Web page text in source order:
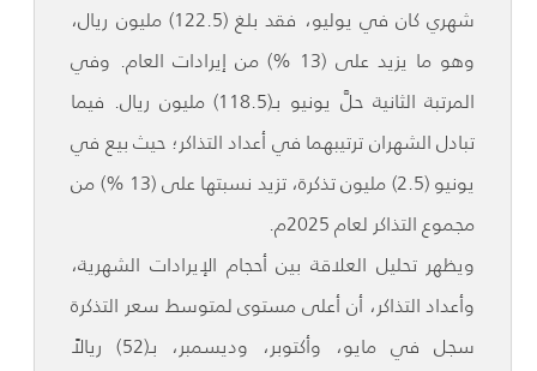
شهري كان في يوليو، فقد بلغ (122.5) مليون ريال،
وهو ما يزيد على (13 %) من إيرادات العام. وفي
المرتبة الثانية حلَّ يونيو بـ(118.5) مليون ريال. فيما
تبادل الشهران ترتيبهما في أعداد التذاكر؛ حيث بيع في
يونيو (2.5) مليون تذكرة، تزيد نسبتها على (13 %) من
مجموع التذاكر لعام 2025م.
ويظهر تحليل العلاقة بين أحجام الإيرادات الشهرية،
وأعداد التذاكر، أن أعلى مستوى لمتوسط سعر التذكرة
سجل في مايو، وأكتوبر، وديسمبر، بـ(52) ريالاً